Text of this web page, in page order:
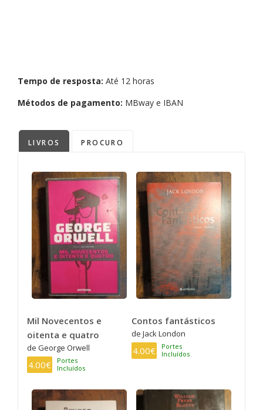
Tempo de resposta: Até 12 horas
Métodos de pagamento: MBway e IBAN
LIVROS PROCURO
Mil Novecentos e
oitenta e quatro
de George Orwell
4.00€
Portes
Incluídos
Contos fantásticos
de Jack London
4.00€
Portes
Incluídos